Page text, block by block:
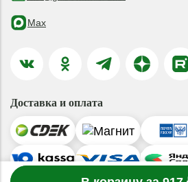
Max
Доставка и оплата